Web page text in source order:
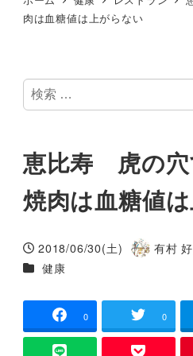
肉は血糖値は上がらない
検
索
恵比寿 虎の穴
焼肉は血糖値
投稿日
2018/06/30(土)
著
有村
カテゴリー
健康
0 0